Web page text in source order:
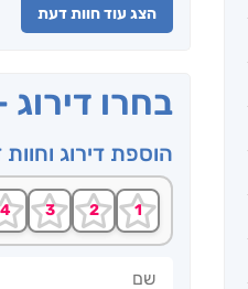
הצג עוד חוות דעת
בחרו
הוספת דירוג